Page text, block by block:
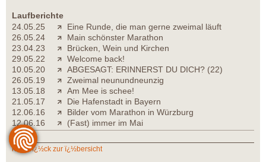
Laufberichte
24.05.25
Eine Runde, die man gerne zweimal läuft
26.05.24
Main schönster Marathon
23.04.23
Brücken, Wein und Kirchen
29.05.22
Welcome back!
10.05.20
ABGESAGT: ERINNERST DU DICH? (22)
26.05.19
Zweimal neunundneunzig
13.05.18
Am Mee is schee!
21.05.17
Die Hafenstadt in Bayern
12.06.16
Bilder vom Marathon in Würzburg
12.06.16
(Fast) immer im Mai
zurï¿½ck zur ï¿½bersicht